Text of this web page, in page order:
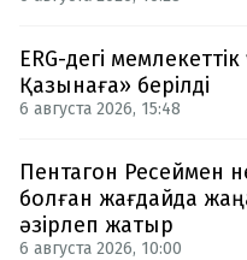
ERG-дегі
Қазынаға» берілді
6 августа 2026, 15:48
Пентагон Ресеймен
болған жағдайда
әзірлеп жатыр
6 августа 2026, 10:00